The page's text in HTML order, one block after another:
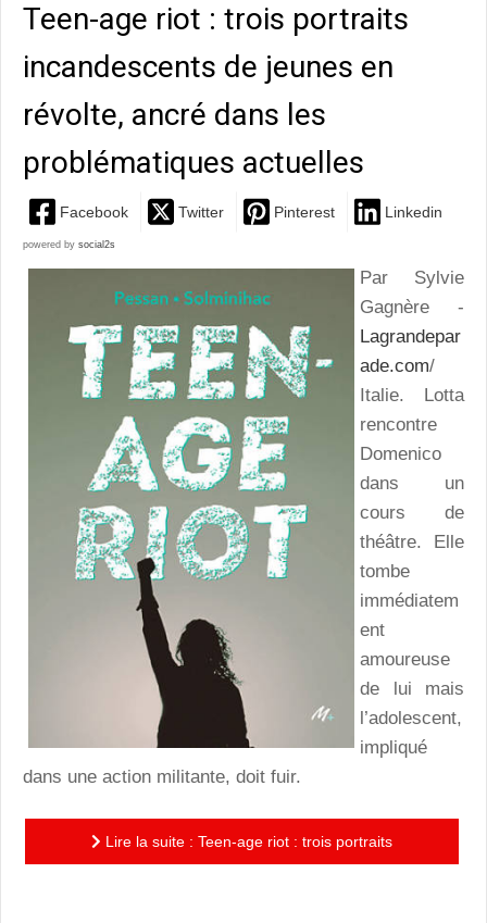
Teen-age riot : trois portraits
incandescents de jeunes en
révolte, ancré dans les
problématiques actuelles
Facebook Twitter Pinterest Linkedin
powered by social2s
Par Sylvie
Gagnère -
Lagrandepar
ade.com/
Italie. Lotta
rencontre
Domenico
dans un
cours de
théâtre. Elle
tombe
immédiatem
ent
amoureuse
de lui mais
l’adolescent,
impliqué
dans une action militante, doit fuir.
Lire la suite : Teen-age riot : trois portraits